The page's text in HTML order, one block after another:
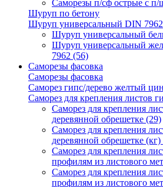
Саморезы п/сф острые с
Шуруп по бетону
Шуруп универсальный DIN 7962
Шуруп универсальный
Шуруп универсальный
7962 (56)
Саморезы фасовка
Саморезы фасовка
Саморез гипс/дерево желтый
Саморез для крепления листов
Саморез для крепления
деревянной обрешетке (29)
Саморез для крепления
деревянной обрешетке (кг)
Саморез для крепления
профилям из листового
Саморез для крепления
профилям из листового